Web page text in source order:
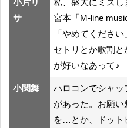
小片リ
サ
私、盛大にミスし
宮本「M-line
「やめてください
セトリとか歌割
が好いなあって♪
小関舞
ハロコンでシャ
があった。お願
を…とか、ドッ